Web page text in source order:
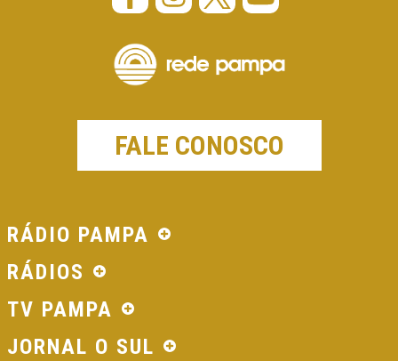
FALE CONOSCO
RÁDIO PAMPA
RÁDIOS
TV PAMPA
JORNAL O SUL